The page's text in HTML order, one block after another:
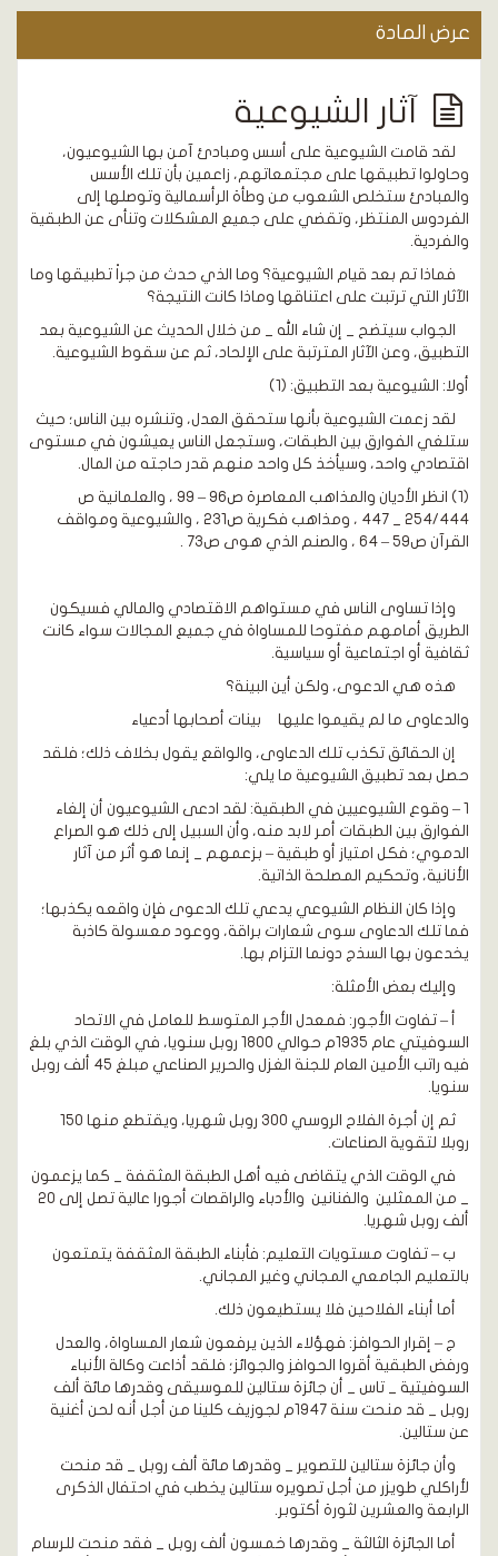
عرض المادة
آثار الشيوعية
لقد قامت الشيوعية على أسس ومبادئ آمن بها الشيوعيون،
وحاولوا تطبيقها على مجتمعاتهم، زاعمين بأن تلك الأسس
والمبادئ ستخلص الشعوب من وطأة الرأسمالية وتوصلها إلى
الفردوس المنتظر، وتقضي على جميع المشكلات وتنأى عن الطبقية
والفردية.
فماذا تم بعد قيام الشيوعية؟ وما الذي حدث من جراْ تطبيقها وما
الآثار التي ترتبت على اعتناقها وماذا كانت النتيجة؟
الجواب سيتضح _ إن شاء الله _ من خلال الحديث عن الشيوعية بعد
التطبيق، وعن الآثار المترتبة على الإلحاد، ثم عن سقوط الشيوعية.
أولا: الشيوعية بعد التطبيق: (1)
لقد زعمت الشيوعية بأنها ستحقق العدل، وتنشره بين الناس؛ حيث
ستلغي الفوارق بين الطبقات، وستجعل الناس يعيشون في مستوى
اقتصادي واحد، وسيأخذ كل واحد منهم قدر حاجته من المال.
(1) انظر الأديان والمذاهب المعاصرة ص96 – 99 ، والعلمانية ص
254/444 _ 447 ، ومذاهب فكرية ص231 ، والشيوعية ومواقف
القرآن ص59 – 64 ، والصنم الذي هوى ص73 .
وإذا تساوى الناس في مستواهم الاقتصادي والمالي فسيكون
الطريق أمامهم مفتوحا للمساواة في جميع المجالات سواء كانت
ثقافية أو اجتماعية أو سياسية.
هذه هي الدعوى، ولكن أين البينة؟
والدعاوى ما لم يقيموا عليها بينات أصحابها أدعياء
إن الحقائق تكذب تلك الدعاوى، والواقع يقول بخلاف ذلك؛ فلقد
حصل بعد تطبيق الشيوعية ما يلي:
1 – وقوع الشيوعيين في الطبقية: لقد ادعى الشيوعيون أن إلغاء
الفوارق بين الطبقات أمر لابد منه، وأن السبيل إلى ذلك هو الصراع
الدموي؛ فكل امتياز أو طبقية – بزعمهم _ إنما هو أثر من آثار
الأنانية، وتحكيم المصلحة الذاتية.
وإذا كان النظام الشيوعي يدعي تلك الدعوى فإن واقعه يكذبها؛
فما تلك الدعاوى سوى شعارات براقة، ووعود معسولة كاذبة
يخدعون بها السذج دونما التزام بها.
وإليك بعض الأمثلة:
أ – تفاوت الأجور: فمعدل الأجر المتوسط للعامل في الاتحاد
السوفيتي عام 1935م حوالي 1800 روبل سنويا، في الوقت الذي بلغ
فيه راتب الأمين العام للجنة الغزل والحرير الصناعي مبلغ 45 ألف روبل
سنويا.
ثم إن أجرة الفلاح الروسي 300 روبل شهريا، ويقتطع منها 150
روبلا لتقوية الصناعات.
في الوقت الذي يتقاضى فيه أهل الطبقة المثقفة _ كما يزعمون
_ من الممثلين والفنانين والأدباء والراقصات أجورا عالية تصل إلى 20
ألف روبل شهريا.
ب – تفاوت مستويات التعليم: فأبناء الطبقة المثقفة يتمتعون
بالتعليم الجامعي المجاني وغير المجاني.
أما أبناء الفلاحين فلا يستطيعون ذلك.
ج – إقرار الحوافز: فهؤلاء الذين يرفعون شعار المساواة، والعدل
ورفض الطبقية أقروا الحوافز والجوائز؛ فلقد أذاعت وكالة الأنباء
السوفيتية _ تاس _ أن جائزة ستالين للموسيقى وقدرها مائة ألف
روبل _ قد منحت سنة 1947م لجوزيف كلينا من أجل أنه لحن أغنية
عن ستالين.
وأن جائزة ستالين للتصوير _ وقدرها مائة ألف روبل _ قد منحت
لأراكلي طويزر من أجل تصويره ستالين يخطب في احتفال الذكرى
الرابعة والعشرين لثورة أكتوبر.
أما الجائزة الثالثة _ وقدرها خمسون ألف روبل _ فقد منحت للرسام